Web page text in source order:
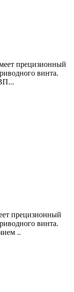
прецизионный
винта.
прецизионный
винта.
..